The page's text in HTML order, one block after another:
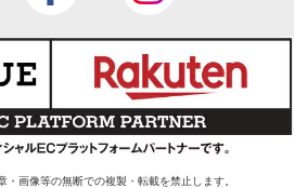
・画像等の無断での複製・転載を禁止します。